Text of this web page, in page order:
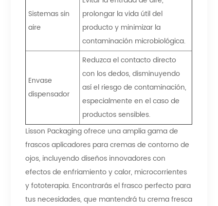
Sistemas sin
aire
prolongar la vida útil del
producto y minimizar la
contaminación microbiológica.
Envase
dispensador
Reduzca el contacto directo
con los dedos, disminuyendo
así el riesgo de contaminación,
especialmente en el caso de
productos sensibles.
Lisson Packaging ofrece una amplia gama de
frascos aplicadores para cremas de contorno de
ojos, incluyendo diseños innovadores con
efectos de enfriamiento y calor, microcorrientes
y fototerapia. Encontrarás el frasco perfecto para
tus necesidades, que mantendrá tu crema fresca